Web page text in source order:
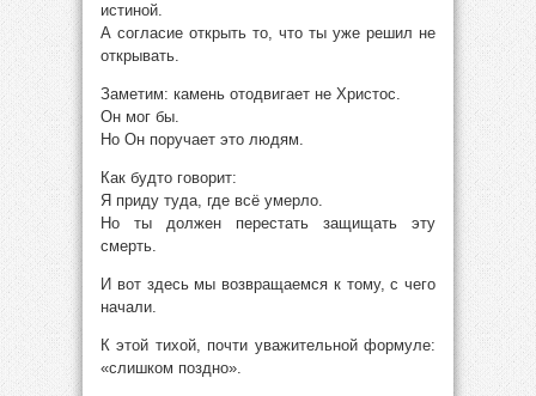
истиной.
А согласие открыть то, что ты уже решил не
открывать.
Заметим: камень отодвигает не Христос.
Он мог бы.
Но Он поручает это людям.
Как будто говорит:
Я приду туда, где всё умерло.
Но ты должен перестать защищать эту
смерть.
И вот здесь мы возвращаемся к тому, с чего
начали.
К этой тихой, почти уважительной формуле:
«слишком поздно».